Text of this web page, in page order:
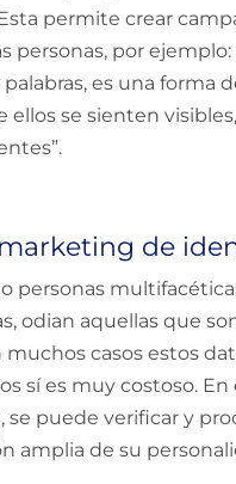
permite crear
personas, por
es una forma
se sienten
de
personas
odian aquellas que
casos estos
sí es muy costoso.
, se puede verificar y
amplia de su